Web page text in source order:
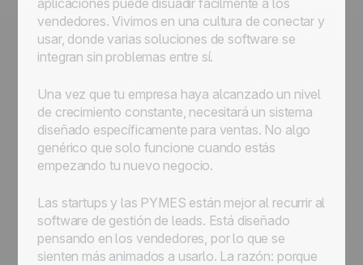
aplicaciones puede disuadir fácilmente a los
vendedores. Vivimos en una cultura de conectar y
usar, donde varias soluciones de software se
integran sin problemas entre sí.
Una vez que tu empresa haya alcanzado un nivel
de crecimiento constante, necesitará un sistema
diseñado específicamente para ventas. No algo
genérico que solo funcione cuando estás
empezando tu nuevo negocio.
Las startups y las PYMES están mejor al recurrir al
software de gestión de leads. Está diseñado
pensando en los vendedores, por lo que se
sienten más animados a usarlo. La razón: porque